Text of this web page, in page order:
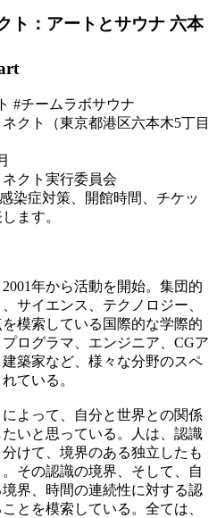
ト：アートとサウナ 六本
#チームラボサウナ
クト（東京都港区六本木5丁目
クト実行委員会
染症対策、開館時間、チケッ
ます。
年から活動を開始。集団的
サイエンス、テクノロジー、
模索している国際的な学際的
ログラマ、エンジニア、CGア
築家など、様々な分野のスペ
ている。
よって、自分と世界との関係
いと思っている。人は、認識
けて、境界のある独立したも
その認識の境界、そして、自
界、時間の連続性に対する認
とを模索している。全ては、